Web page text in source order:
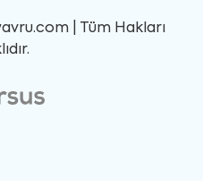
| Tüm Hakları